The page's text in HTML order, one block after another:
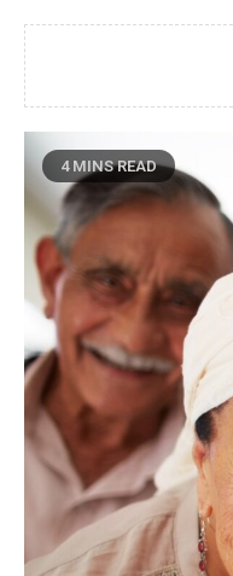
4 MINS READ